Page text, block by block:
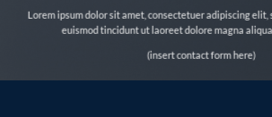
Lorem ipsum dolor sit amet, consectetuer adipiscing elit,
euismod tincidunt ut laoreet dolore magna
(insert contact form here)